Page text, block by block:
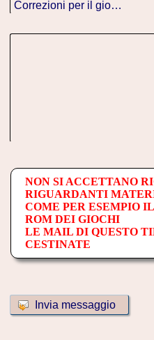
NON SI ACCETTANO
RIGUARDANTI
COME PER ESEMPIO
ROM DEI GIOCHI
LE MAIL DI QUESTO
CESTINATE